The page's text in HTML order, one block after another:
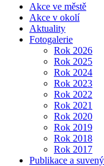
Akce ve městě
Akce v okolí
Aktuality
Fotogalerie
Rok 2026
Rok 2025
Rok 2024
Rok 2023
Rok 2022
Rok 2021
Rok 2020
Rok 2019
Rok 2018
Rok 2017
Publikace a